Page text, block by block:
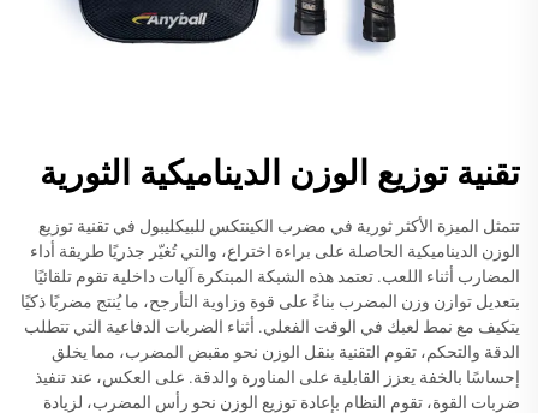
تقنية توزيع الوزن الديناميكية الثورية
تتمثل الميزة الأكثر ثورية في مضرب الكينتكس للبيكليبول في تقنية توزيع
الوزن الديناميكية الحاصلة على براءة اختراع، والتي تُغيّر جذريًا طريقة أداء
المضارب أثناء اللعب. تعتمد هذه الشبكة المبتكرة آليات داخلية تقوم تلقائيًا
بتعديل توازن وزن المضرب بناءً على قوة وزاوية التأرجح، ما يُنتج مضربًا ذكيًا
يتكيف مع نمط لعبك في الوقت الفعلي. أثناء الضربات الدفاعية التي تتطلب
الدقة والتحكم، تقوم التقنية بنقل الوزن نحو مقبض المضرب، مما يخلق
إحساسًا بالخفة يعزز القابلية على المناورة والدقة. على العكس، عند تنفيذ
ضربات القوة، تقوم النظام بإعادة توزيع الوزن نحو رأس المضرب، لزيادة